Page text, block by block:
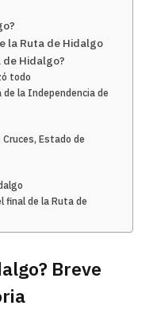
la Ruta de Hidalgo
de Hidalgo?
todo
de la Independencia de
Estado de
final de la Ruta de
Breve